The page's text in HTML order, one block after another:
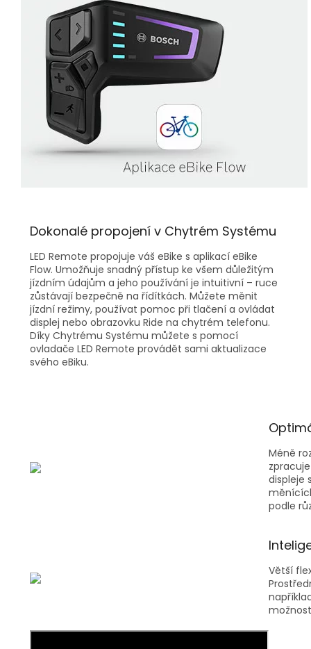
Dokonalé propojení v Chytrém Systému
LED Remote propojuje váš eBike s aplikací eBike
Flow. Umožňuje snadný přístup ke všem důležitým
jízdním údajům a jeho používání je intuitivní – ruce
zůstávají bezpečně na řídítkách. Můžete měnit
jízdní režimy, používat pomoc při tlačení a ovládat
displej nebo obrazovku Ride na chytrém telefonu.
Díky Chytrému Systému můžete s pomocí
ovladače LED Remote provádět sami aktualizace
svého eBiku.
Méně
displeje
podle
Větší